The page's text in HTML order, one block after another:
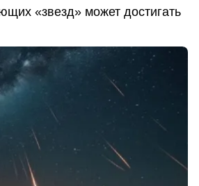
«звезд» может достигать